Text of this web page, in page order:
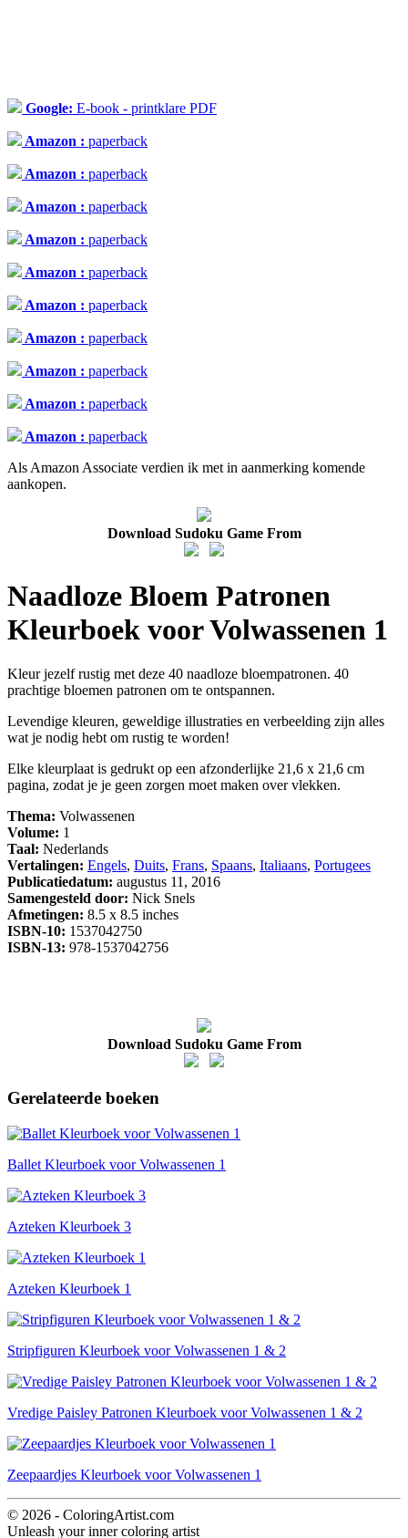
Google: E-book - printklare PDF
Amazon : paperback
Amazon : paperback
Amazon : paperback
Amazon : paperback
Amazon : paperback
Amazon : paperback
Amazon : paperback
Amazon : paperback
Amazon : paperback
Amazon : paperback
Als Amazon Associate verdien ik met in aanmerking komende
aankopen.
Download Sudoku Game From
Naadloze Bloem Patronen
Kleurboek voor Volwassenen 1
Kleur jezelf rustig met deze 40 naadloze bloempatronen. 40
prachtige bloemen patronen om te ontspannen.
Levendige kleuren, geweldige illustraties en verbeelding zijn alles
wat je nodig hebt om rustig te worden!
Elke kleurplaat is gedrukt op een afzonderlijke 21,6 x 21,6 cm
pagina, zodat je je geen zorgen moet maken over vlekken.
Thema: Volwassenen
Volume: 1
Taal: Nederlands
Vertalingen: Engels, Duits, Frans, Spaans, Italiaans, Portugees
Publicatiedatum: augustus 11, 2016
Samengesteld door: Nick Snels
Afmetingen: 8.5 x 8.5 inches
ISBN-10: 1537042750
ISBN-13: 978-1537042756
Download Sudoku Game From
Gerelateerde boeken
Ballet Kleurboek voor Volwassenen 1
Azteken Kleurboek 3
Azteken Kleurboek 1
Stripfiguren Kleurboek voor Volwassenen 1 & 2
Vredige Paisley Patronen Kleurboek voor Volwassenen 1 & 2
Zeepaardjes Kleurboek voor Volwassenen 1
© 2026 - ColoringArtist.com
Unleash your inner coloring artist